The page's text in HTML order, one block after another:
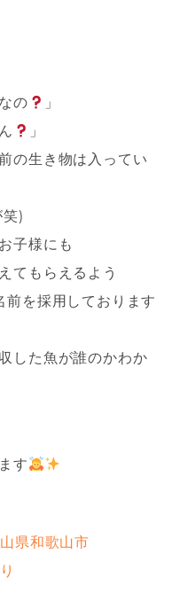
の
」
」
の生き物は入ってい
)
子様にも
てもらえるよう
前を採用しております
した魚が誰のかわか
す
県和歌山市